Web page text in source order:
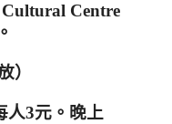
Centre
）
人3元。晚上